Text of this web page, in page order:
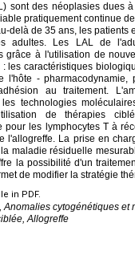
sont des néoplasies dues
pratiquement continue
delà de 35 ans, les patients
adultes. Les LAL de
grâce à l'utilisation de
les caractéristiques
l'hôte -
au traitement.
technologies
de thérapies
les lymphocytes T à
l'allogreffe. La prise en
maladie résiduelle
la possibilité d'un
de modifier la stratégie
in PDF.
cytogénétiques et
Allogreffe